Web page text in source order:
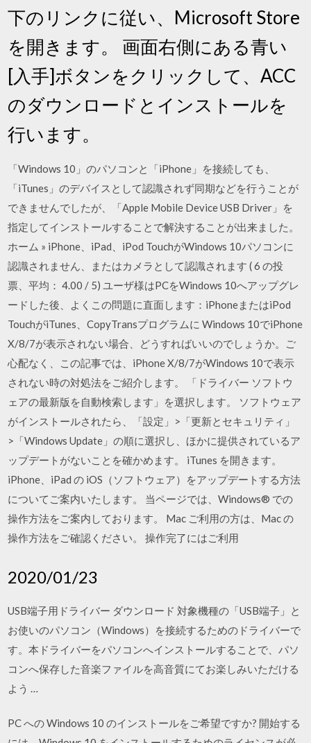
下のリンクに従い、Microsoft Store
を開きます。 画面右側にある青い
[入手]ボタンをクリックして、ACC
のダウンロードとインストールを
行います。
「Windows 10」のパソコンと「iPhone」を接続しても、
「iTunes」のデバイスとして認識されず同期などを行うことが
できませんでしたが、「Apple Mobile Device USB Driver」を
指定してインストールすることで解決することが出来ました。
ホーム » iPhone、iPad、iPod TouchがWindows 10パソコンに
認識されません、またはカメラとして認識されます ( 6 の投
票、平均： 4.00 / 5) ユーザ様はPCをWindows 10へアップグレ
ードした後、よくこの問題に直面します：iPhoneまたはiPod
TouchがiTunes、CopyTransプログラムに Windows 10でiPhone
X/8/7が表示されない場合、どうすればいいのでしょうか。ご
心配なく、この記事では、iPhone X/8/7がWindows 10で表示
されない時の対処法をご紹介します。 「ドライバー ソフトウ
ェアの最新版を自動検索します」を選択します。 ソフトウェア
がインストールされたら、「設定」>「更新とセキュリティ」
>「Windows Update」の順に選択し、ほかに提供されているア
ップデートがないことを確かめます。 iTunes を開きます。
iPhone、iPad の iOS（ソフトウェア）をアップデートする方法
についてご案内いたします。 当ページでは、Windows® での
操作方法をご案内しております。 Mac ご利用の方は、Mac の
操作方法をご確認ください。 操作完了にはご利用
2020/01/23
USB端子用ドライバー ダウンロード 対象機種の「USB端子」と
お使いのパソコン（Windows）を接続するためのドライバーで
す。本ドライバーをパソコンへインストールすることで、パソ
コンへ保存した音楽ファイルを高音質にてお楽しみいただける
よう …
PC への Windows 10 のインストールをご希望ですか? 開始する